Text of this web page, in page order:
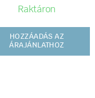
Raktáron
HOZZÁADÁS AZ
ÁRAJÁNLATHOZ